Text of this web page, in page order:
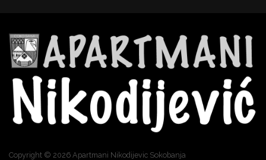
Copyright © 2026 Apartmani Nikodijevic Sokobanja